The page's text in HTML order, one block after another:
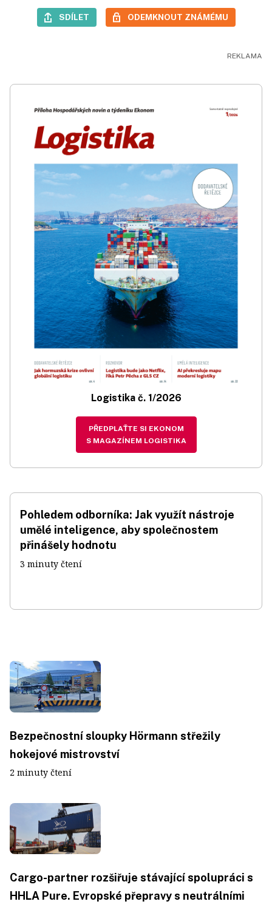
SDÍLET ODEMKNOUT ZNÁMÉMU
Logistika č. 1/2026
PŘEDPLAŤTE SI EKONOM
S MAGAZÍNEM LOGISTIKA
Pohledem odborníka: Jak využít nástroje
umělé inteligence, aby společnostem
přinášely hodnotu
3 minuty čtení
Bezpečnostní sloupky Hörmann střežily
hokejové mistrovství
2 minuty čtení
Cargo-partner rozšiřuje stávající spolupráci s
HHLA Pure. Evropské přepravy s neutrálními